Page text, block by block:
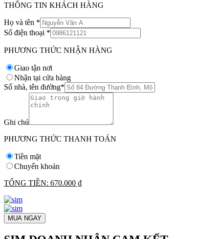
THÔNG TIN KHÁCH HÀNG
Họ và tên *
Số điện thoại *
PHƯƠNG THỨC NHẬN HÀNG
Giao tận nơi
Nhận tại cửa hàng
Số nhà, tên đường*
Ghi chú
PHƯƠNG THỨC THANH TOÁN
Tiền mặt
Chuyển khoản
TỔNG TIỀN: 670.000 ₫
MUA NGAY